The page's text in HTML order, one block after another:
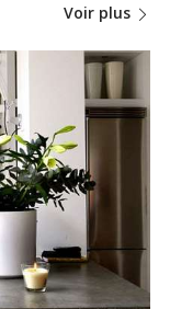
Voir plus